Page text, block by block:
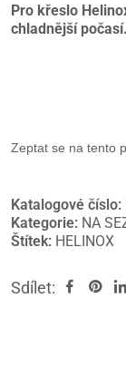
Pro křeslo
chladnější počasí.
Zeptat se na tento
Katalogové číslo:
Kategorie: NA
Štítek: HELINOX
Sdílet: